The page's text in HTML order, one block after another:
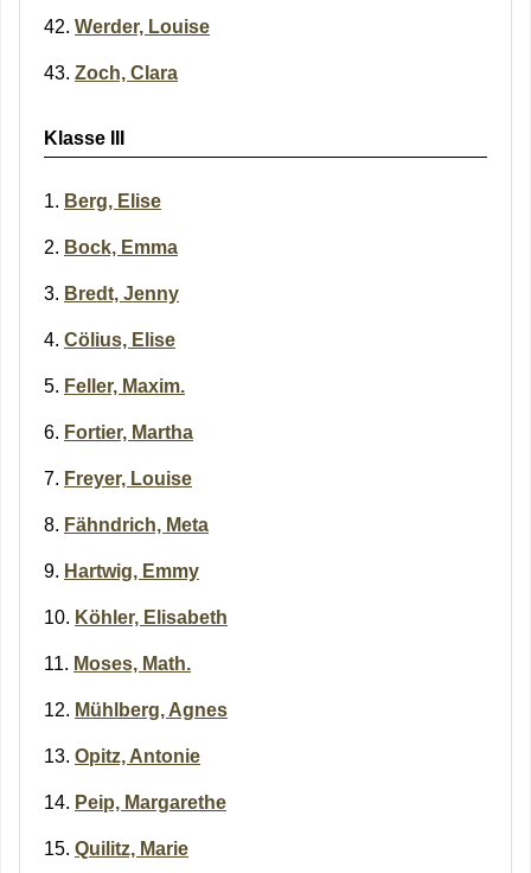
Werder, Louise
Zoch, Clara
Klasse III
Berg, Elise
Bock, Emma
Bredt, Jenny
Cölius, Elise
Feller, Maxim.
Fortier, Martha
Freyer, Louise
Fähndrich, Meta
Hartwig, Emmy
Köhler, Elisabeth
Moses, Math.
Mühlberg, Agnes
Opitz, Antonie
Peip, Margarethe
Quilitz, Marie